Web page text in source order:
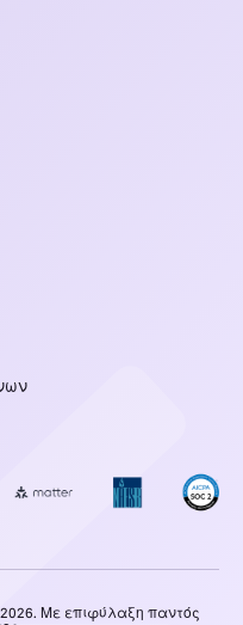
Με επιφύλαξη παντός